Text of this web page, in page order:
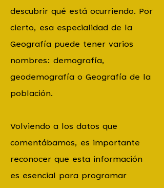
descubrir qué está ocurriendo. Por
cierto, esa especialidad de la
Geografía puede tener varios
nombres: demografía,
geodemografía o Geografía de la
población.
Volviendo a los datos que
comentábamos, es importante
reconocer que esta información
es esencial para programar